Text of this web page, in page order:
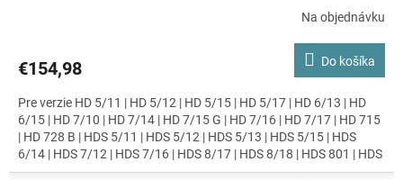
Na objednávku
€154,98 Do košíka
Pre verzie HD 5/11 | HD 5/12 | HD 5/15 | HD 5/17 | HD 6/13 | HD
6/15 | HD 7/10 | HD 7/14 | HD 7/15 G | HD 7/16 | HD 7/17 | HD 715
| HD 728 B | HDS 5/11 | HDS 5/12 | HDS 5/13 | HDS 5/15 | HDS
6/14 | HDS 7/12 | HDS 7/16 | HDS 8/17 | HDS 8/18 | HDS 801 | HDS
9/18 | HDS-E 8/16